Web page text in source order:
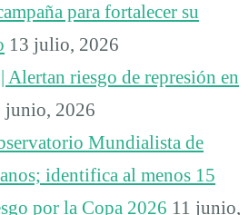
para fortalecer su
13 julio, 2026
riesgo de represión en
junio, 2026
Mundialista de
identifica al menos 15
por la Copa 2026 11 junio,